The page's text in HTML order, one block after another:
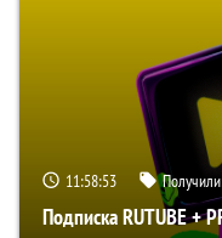
11:58:52
Подписка RUTUBE +